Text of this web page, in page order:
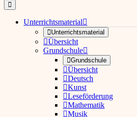

Unterrichtsmaterial
Unterrichtsmaterial
Übersicht
Grundschule
Grundschule
Übersicht
Deutsch
Kunst
Leseförderung
Mathematik
Musik